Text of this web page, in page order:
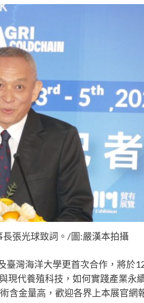
張光球致詞。/圖:嚴漢本拍攝
臺灣海洋大學更首次合作，將於
現代養殖科技，如何實踐產業永
含金量高，歡迎各界上本展官網